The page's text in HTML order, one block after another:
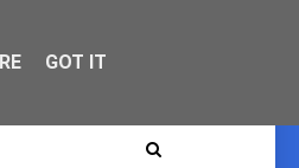
GOT IT